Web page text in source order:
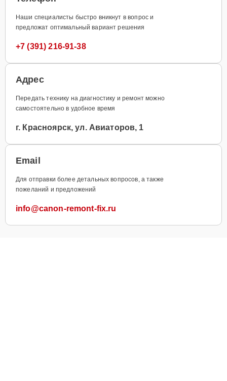
Наши специалисты быстро вникнут в вопрос и
предложат оптимальный вариант решения
+7 (391) 216-91-38
Адрес
Передать технику на диагностику и ремонт можно
самостоятельно в удобное время
г. Красноярск, ул. Авиаторов, 1
Email
Для отправки более детальных вопросов, а также
пожеланий и предложений
info@canon-remont-fix.ru